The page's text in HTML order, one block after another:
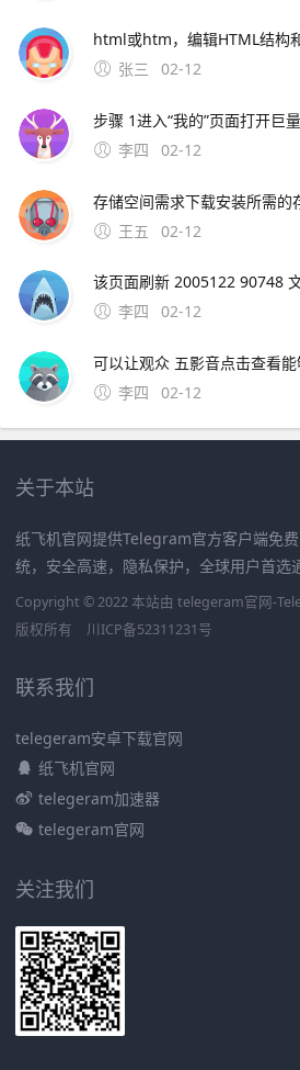
张三
02-12
李四
02-12
王五
02-12
李四
02-12
李四
02-12
关于本站
纸飞机官网提供Telegram官方客户端免
统，安全高速，隐私保护，全球用户首选
Copyright © 2022 本站由 telegeram官网-
版权所有
川ICP备52311231号
联系我们
telegeram安卓下载官网
纸飞机官网
telegeram加速器
telegeram官网
关注我们